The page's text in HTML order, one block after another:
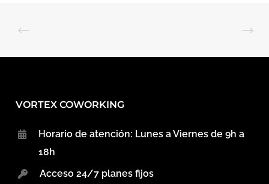
VORTEX COWORKING
Horario de atención: Lunes a Viernes de 9h a
18h
Acceso 24/7 planes fijos